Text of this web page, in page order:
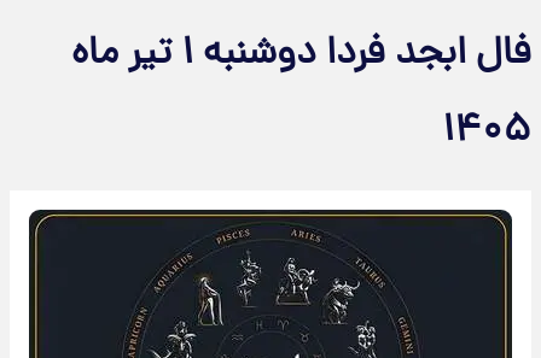
فال ابجد فردا دوشنبه ۱ تیر ماه
۱۴۰۵